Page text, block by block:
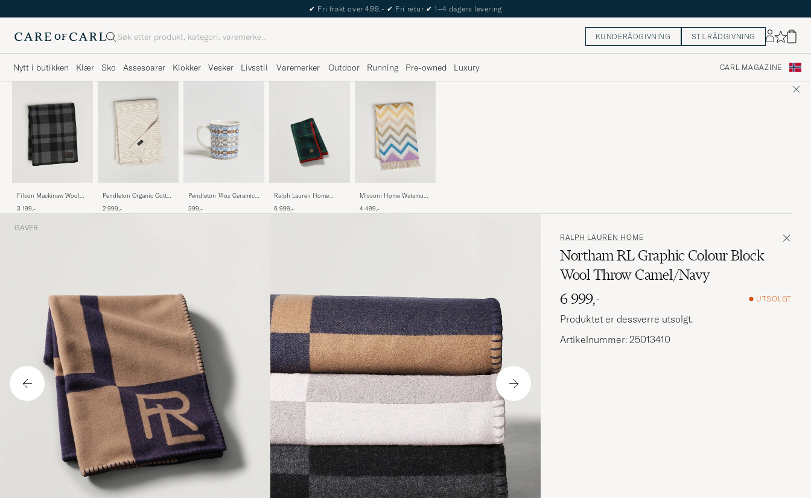
✔ Fri frakt over 499,- ✔ Fri retur ✔ 1–4 dagers levering
Søk KUNDERÅDGIVNING STILRÅDGIVNING
Nytt i butikken Klær Sko Assesoarer Klokker Vesker Livsstil Varemerker Outdoor Running Pre-owned Luxury CARL MAGAZINE
Filson Mackinaw Wool
3 199,-
Pendleton Organic Cotton
Ganado
2 999,-
Pendleton 18oz Ceramic
399,-
Ralph Lauren Home
Navy
6 999,-
Missoni Home Watamu
4 499,-
GAVER
RALPH LAUREN HOME
Northam RL Graphic Colour Block
Wool Throw Camel/Navy
6 999,-
UTSOLGT
Produktet er dessverre utsolgt.
Artikelnummer: 25013410